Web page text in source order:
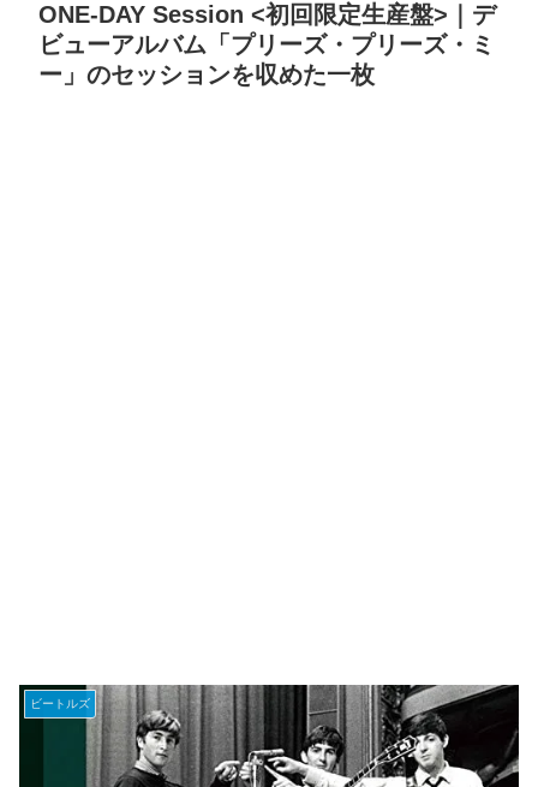
ONE-DAY Session <初回限定生産盤>｜デ
ビューアルバム「プリーズ・プリーズ・ミ
ー」のセッションを収めた一枚
ビートルズ